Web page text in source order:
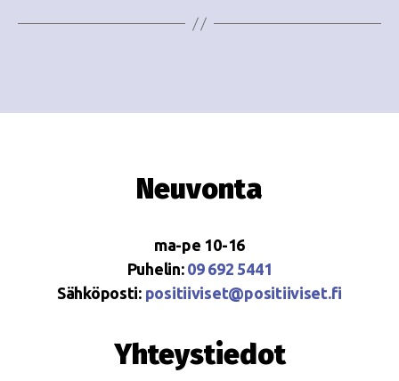
Neuvonta
ma-pe 10-16
Puhelin: 09 692 5441
Sähköposti: positiiviset@positiiviset.fi
Yhteystiedot